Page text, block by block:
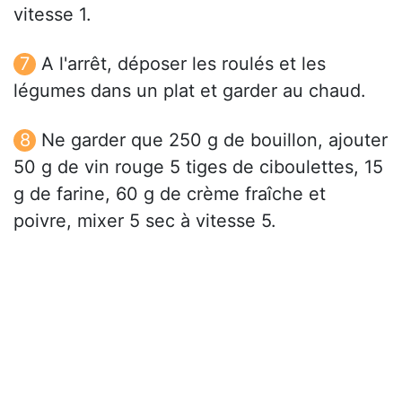
vitesse 1.
A l'arrêt, déposer les roulés et les
légumes dans un plat et garder au chaud.
Ne garder que 250 g de bouillon, ajouter
50 g de vin rouge 5 tiges de ciboulettes, 15
g de farine, 60 g de crème fraîche et
poivre, mixer 5 sec à vitesse 5.